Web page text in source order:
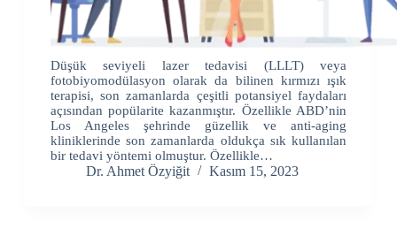
Düşük seviyeli lazer tedavisi (LLLT) veya
fotobiyomodülasyon olarak da bilinen kırmızı ışık
terapisi, son zamanlarda çeşitli potansiyel faydaları
açısından popülarite kazanmıştır. Özellikle ABD’nin
Los Angeles şehrinde güzellik ve anti-aging
kliniklerinde son zamanlarda oldukça sık kullanılan
bir tedavi yöntemi olmuştur. Özellikle…
Dr. Ahmet Özyiğit Kasım 15, 2023